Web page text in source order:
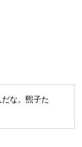
な。煕子た